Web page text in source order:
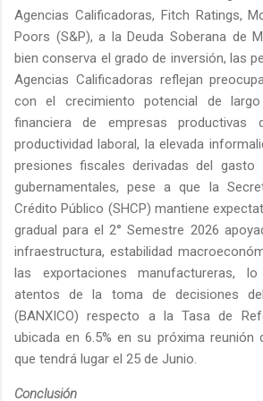
Agencias Calificadoras, Fitch Ratings,
Poors (S&P), a la Deuda Soberana de
bien conserva el grado de inversión, las
Agencias Calificadoras reflejan
con el crecimiento potencial de
financiera de empresas productivas
productividad laboral, la elevada
presiones fiscales derivadas del
gubernamentales, pese a que la
Crédito Público (SHCP) mantiene
gradual para el 2° Semestre 2026
infraestructura, estabilidad
las exportaciones manufactureras,
atentos de la toma de decisiones
(BANXICO) respecto a la Tasa de
ubicada en 6.5% en su próxima reunión
que tendrá lugar el 25 de Junio.
Conclusión